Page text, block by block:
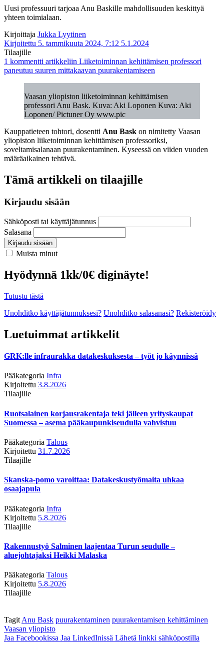
Uusi professuuri tarjoaa Anu Baskille mahdollisuuden keskittyä
yhteen toimialaan.
Kirjoittaja Jukka Lyytinen
Kirjoitettu 5. tammikuuta 2024, 7:12 5.1.2024
Tilaajille
1 kommentti artikkeliin Liiketoiminnan kehittämisen professori
paneutuu suuren mittakaavan puurakentamiseen
Vaasan yliopiston liiketoiminnan kehittämisen
professori Anu Bask. Kuva: Aki Loponen Kuva: Aki
Loponen/ Pictuner Oy www.pic
Kauppatieteen tohtori, dosentti Anu Bask on nimitetty Vaasan
yliopiston liiketoiminnan kehittämisen professoriksi,
soveltamisalanaan puurakentaminen. Kyseessä on viiden vuoden
määräaikainen tehtävä.
Tämä artikkeli on tilaajille
Kirjaudu sisään
Sähköposti tai käyttäjätunnus
Salasana
Kirjaudu sisään
Muista minut
Hyödynnä 1kk/0€ diginäyte!
Tutustu tästä
Unohditko käyttäjätunnuksesi? Unohditko salasanasi? Rekisteröidy
Luetuimmat artikkelit
GRK:lle infraurakka datakeskuksesta – työt jo käynnissä
Pääkategoria Infra
Kirjoitettu 3.8.2026
Tilaajille
Ruotsalainen korjausrakentaja teki jälleen yrityskaupat
Suomessa – asema pääkaupunkiseudulla vahvistuu
Pääkategoria Talous
Kirjoitettu 31.7.2026
Tilaajille
Skanska-pomo varoittaa: Datakeskustyömaita uhkaa
osaajapula
Pääkategoria Infra
Kirjoitettu 5.8.2026
Tilaajille
Rakennustyö Salminen laajentaa Turun seudulle –
aluejohtajaksi Heikki Malaska
Pääkategoria Talous
Kirjoitettu 5.8.2026
Tilaajille
Tagit Anu Bask puurakentaminen puurakentamisen kehittäminen
Vaasan yliopisto
Jaa Facebookissa Jaa LinkedInissä Lähetä linkki sähköpostilla